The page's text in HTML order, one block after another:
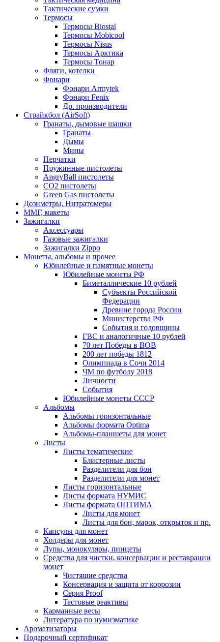
Тактические сумки
Термосы
Термосы Biostal
Термосы Mobicool
Термосы Nisus
Термосы Арктика
Термосы Тонар
Фляги, котелки
Фонари
Фонари Armytek
Фонари Fenix
Др. производители
Страйкбол (AirSoft)
Гранаты, дымовые шашки
Гранаты
Дымы
Мины
Перчатки
Пружинные пистолеты
AngryBall пистолеты
CO2 пистолеты
Green Gas пистолеты
Дозиметры, Нитратомеры
ММГ, макеты
Зажигалки
Аксессуары
Газовые зажигалки
Зажигалки Zippo
Монеты, альбомы и прочее
Юбилейные и памятные монеты
Юбилейные монеты РФ
Биметаллические 10 рублей
Субъекты Российской
Федерации
Древние города России
Министерства РФ
События и годовщины
ГВС и аналогичные 10 рублей
70 лет Победы в ВОВ
200 лет победы 1812
Олимпиада в Сочи 2014
ЧМ по футболу 2018
Личности
События
Юбилейные монеты СССР
Альбомы
Альбомы горизонтальные
Альбомы формата Optima
Альбомы-планшеты для монет
Листы
Листы тематические
Блистерные листы
Разделители для бон
Разделители для монет
Листы горизонтальные
Листы формата НУМИС
Листы формата ОПТИМА
Листы для монет
Листы для бон, марок, открыток и пр.
Капсулы для монет
Холдеры для монет
Лупы, монокуляры, пинцеты
Средства для чистки, консервации и реставрации
монет
Чистящие средства
Консервация и защита от коррозии
Серия Proof
Тестовые реактивы
Карманные весы
Литература по нумизматике
Ароматизаторы
Подарочный сертификат